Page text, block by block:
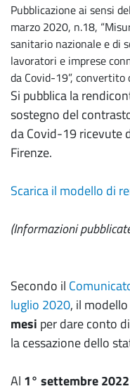
Pubblicazione ai sensi
marzo 2020, n.18,
sanitario nazionale e di
lavoratori e imprese
da Covid-19”,
Si pubblica la
sostegno del
da Covid-19 ricevute
Firenze.
Scarica il modello di
(Informazioni
Secondo il
luglio 2020, il
mesi per dare conto
la cessazione dello
Al 1° settembre 2022